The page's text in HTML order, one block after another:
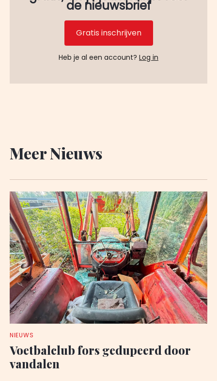
de nieuwsbrief
Gratis inschrijven
Heb je al een account? Log in
Meer Nieuws
NIEUWS
Voetbalclub fors gedupeerd door
vandalen